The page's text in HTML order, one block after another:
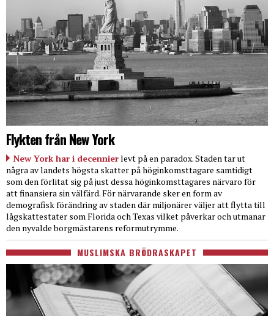
Flykten från New York
New York har i decennierlevt på en paradox. Staden tar ut
några av landets högsta skatter på höginkomsttagare samtidigt
som den förlitat sig på just dessa höginkomsttagares närvaro för
att finansiera sin välfärd. För närvarande sker en form av
demografisk förändring av staden där miljonärer väljer att flytta till
lågskattestater som Florida och Texas vilket påverkar och utmanar
den nyvalde borgmästarens reformutrymme.
MUSLIMSKA BRÖDRASKAPET